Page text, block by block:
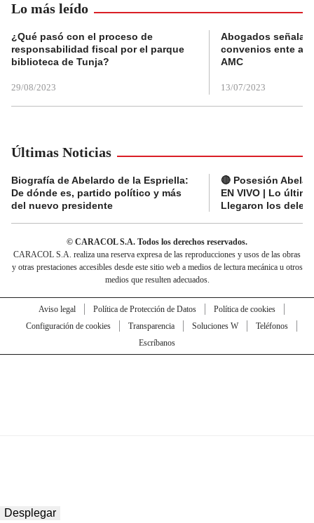
Lo más leído
¿Qué pasó con el proceso de
responsabilidad fiscal por el parque
biblioteca de Tunja?
29/08/2023
Abogados
convenios ente
AMC
13/07/2023
Últimas Noticias
Biografía de Abelardo de la Espriella:
De dónde es, partido político y más
del nuevo presidente
🔴 Posesión
EN VIVO | Lo
Llegaron los
© CARACOL S.A. Todos los derechos reservados.
CARACOL S.A. realiza una reserva expresa de las reproducciones y usos de las obras
y otras prestaciones accesibles desde este sitio web a medios de lectura mecánica u otros
medios que resulten adecuados.
Aviso legal Política de Protección de Datos
Política de cookies
Configuración de cookies
Transparencia Soluciones W
Teléfonos
Escríbanos
Desplegar